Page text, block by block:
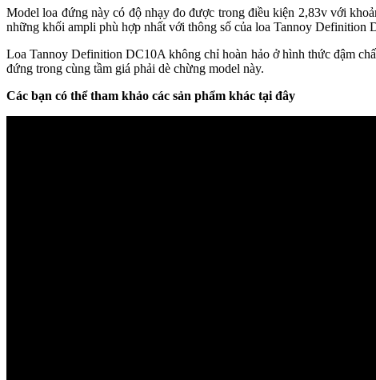
Model loa đứng này có độ nhạy đo được trong điều kiện 2,83v với
những khối ampli phù hợp nhất với thông số của loa Tannoy Definition
Loa Tannoy Definition DC10A không chỉ hoàn hảo ở hình thức đậm
đứng trong cùng tầm giá phải dè chừng model này.
Các bạn có thể tham khảo các sản phẩm khác tại đây